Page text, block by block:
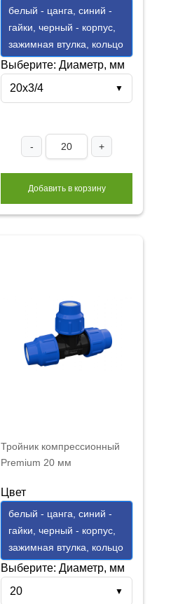
белый - цанга, синий -
гайки, черный - корпус,
зажимная втулка, кольцо
Выберите: Диаметр, мм
20x3/4
▼
- +
Добавить в корзину
Тройник компрессионный
Premium 20 мм
Цвет
белый - цанга, синий -
гайки, черный - корпус,
зажимная втулка, кольцо
Выберите: Диаметр, мм
20
▼